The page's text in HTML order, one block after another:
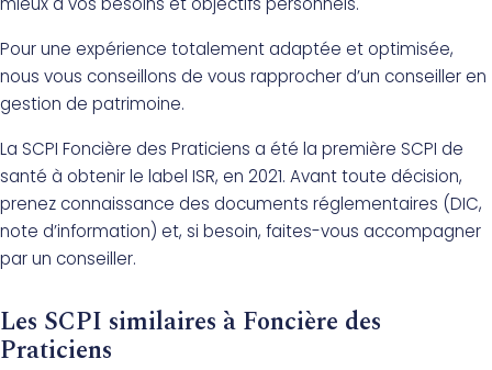
Pour une expérience totalement adaptée et optimisée,
nous vous conseillons de vous rapprocher d’un conseiller en
gestion de patrimoine.
La SCPI Foncière des Praticiens a été la première SCPI de
santé à obtenir le label ISR, en 2021. Avant toute décision,
prenez connaissance des documents réglementaires (DIC,
note d’information) et, si besoin, faites-vous accompagner
par un conseiller.
Les SCPI similaires à Foncière des
Praticiens